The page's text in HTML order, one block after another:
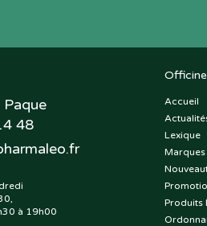
Paque
48
à 19h00
Officine
Accueil
Lexique
Produits